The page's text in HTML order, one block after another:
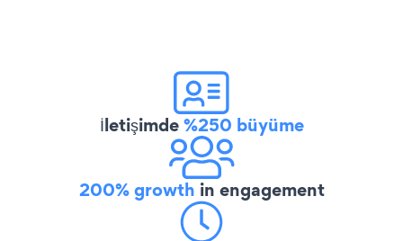
İletişimde%250 büyüme
200% growth in engagement